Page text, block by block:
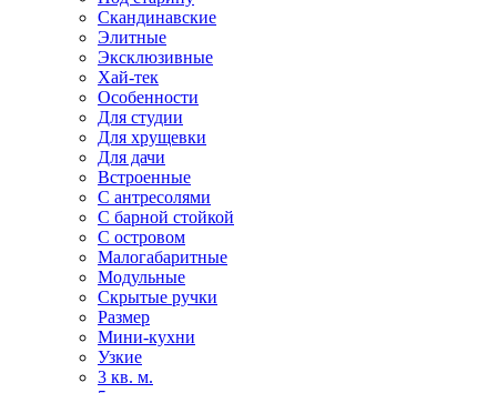
Скандинавские
Элитные
Эксклюзивные
Хай-тек
Особенности
Для студии
Для хрущевки
Для дачи
Встроенные
С антресолями
С барной стойкой
С островом
Малогабаритные
Модульные
Скрытые ручки
Размер
Мини-кухни
Узкие
3 кв. м.